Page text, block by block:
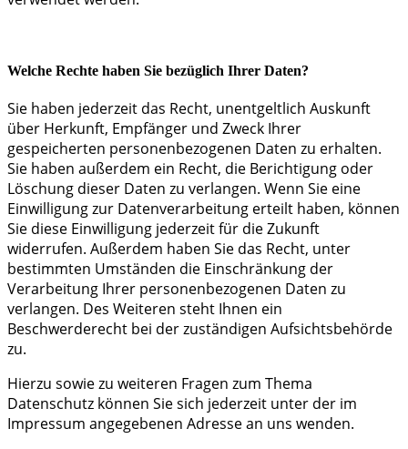
Welche Rechte haben Sie bezüglich Ihrer Daten?
Sie haben jederzeit das Recht, unentgeltlich Auskunft
über Herkunft, Empfänger und Zweck Ihrer
gespeicherten personenbezogenen Daten zu erhalten.
Sie haben außerdem ein Recht, die Berichtigung oder
Löschung dieser Daten zu verlangen. Wenn Sie eine
Einwilligung zur Datenverarbeitung erteilt haben, können
Sie diese Einwilligung jederzeit für die Zukunft
widerrufen. Außerdem haben Sie das Recht, unter
bestimmten Umständen die Einschränkung der
Verarbeitung Ihrer personenbezogenen Daten zu
verlangen. Des Weiteren steht Ihnen ein
Beschwerderecht bei der zuständigen Aufsichtsbehörde
zu.
Hierzu sowie zu weiteren Fragen zum Thema
Datenschutz können Sie sich jederzeit unter der im
Impressum angegebenen Adresse an uns wenden.